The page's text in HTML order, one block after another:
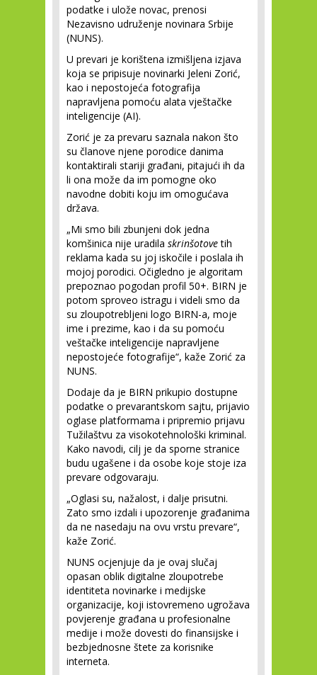
podatke i ulože novac, prenosi
Nezavisno udruženje novinara Srbije
(NUNS).
U prevari je korištena izmišljena izjava
koja se pripisuje novinarki Jeleni Zorić,
kao i nepostojeća fotografija
napravljena pomoću alata vještačke
inteligencije (AI).
Zorić je za prevaru saznala nakon što
su članove njene porodice danima
kontaktirali stariji građani, pitajući ih da
li ona može da im pomogne oko
navodne dobiti koju im omogućava
država.
„Mi smo bili zbunjeni dok jedna
komšinica nije uradila skrinšotovetih
reklama kada su joj iskočile i poslala ih
mojoj porodici. Očigledno je algoritam
prepoznao pogodan profil 50+. BIRN je
potom sproveo istragu i videli smo da
su zloupotrebljeni logo BIRN-a, moje
ime i prezime, kao i da su pomoću
veštačke inteligencije napravljene
nepostojeće fotografije“, kaže Zorić za
NUNS.
Dodaje da je BIRN prikupio dostupne
podatke o prevarantskom sajtu, prijavio
oglase platformama i pripremio prijavu
Tužilaštvu za visokotehnološki kriminal.
Kako navodi, cilj je da sporne stranice
budu ugašene i da osobe koje stoje iza
prevare odgovaraju.
„Oglasi su, nažalost, i dalje prisutni.
Zato smo izdali i upozorenje građanima
da ne nasedaju na ovu vrstu prevare“,
kaže Zorić.
NUNS ocjenjuje da je ovaj slučaj
opasan oblik digitalne zloupotrebe
identiteta novinarke i medijske
organizacije, koji istovremeno ugrožava
povjerenje građana u profesionalne
medije i može dovesti do finansijske i
bezbjednosne štete za korisnike
interneta.